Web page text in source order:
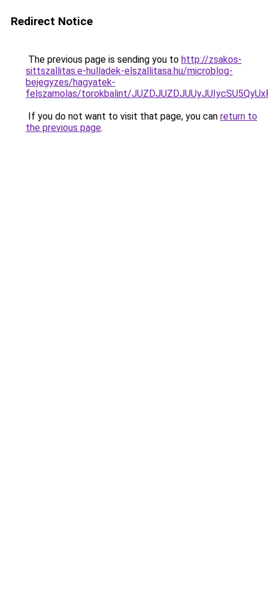
Redirect Notice
The previous page is sending you to http://zsakos-
sittszallitas.e-hulladek-elszallitasa.hu/microblog-
bejegyzes/hagyatek-
felszamolas/torokbalint/
If you do not want to visit that page, you can return to
the previous page.